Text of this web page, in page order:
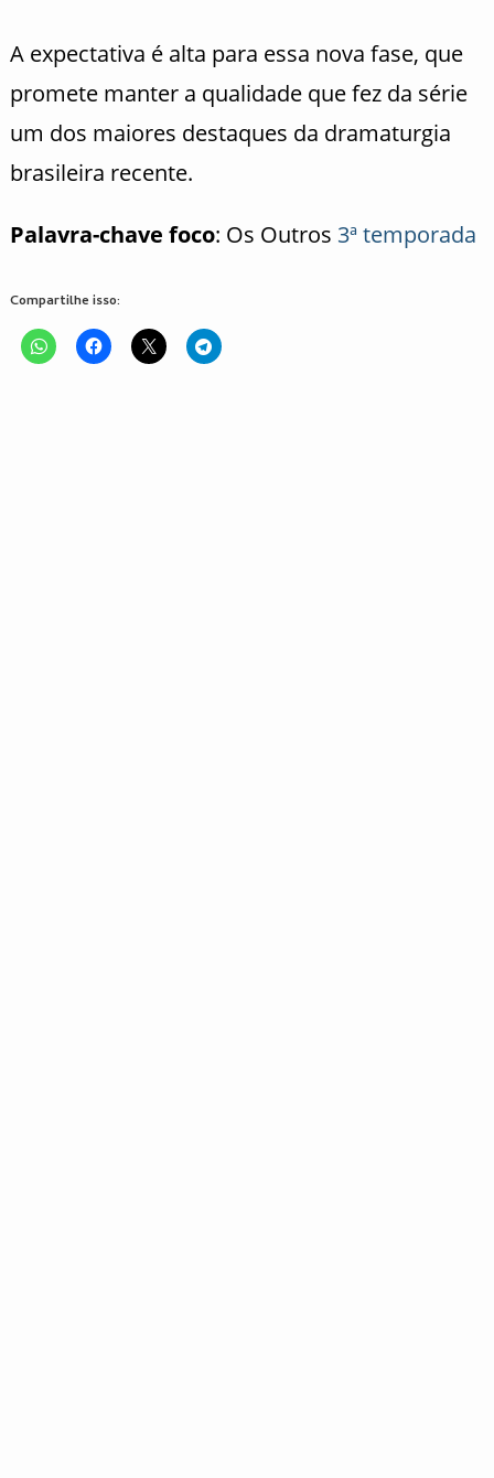
A expectativa é alta para essa nova fase, que
promete manter a qualidade que fez da série
um dos maiores destaques da dramaturgia
brasileira recente.
Palavra-chave foco: Os Outros 3ª temporada
Compartilhe isso: